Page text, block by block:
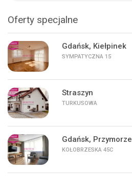
Oferty specjalne
Gdańsk, Kiełpinek
SYMPATYCZNA 15
Straszyn
TURKUSOWA
Gdańsk, Przymorze
KOŁOBRZESKA 45C